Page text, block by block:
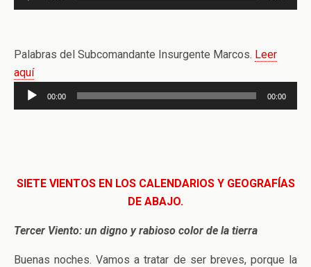
de
Palabras del Subcomandante Insurgente Marcos. Leer
aquí
Reproductor
de
00:00 00:00
SIETE VIENTOS EN LOS CALENDARIOS Y GEOGRAFÍAS
DE ABAJO.
Tercer Viento: un digno y rabioso color de la tierra
Buenas noches. Vamos a tratar de ser breves, porque la